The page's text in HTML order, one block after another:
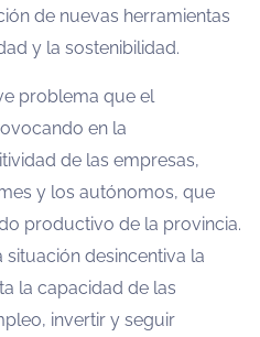
de nuevas herramientas
y la sostenibilidad.
problema que el
en la
de las empresas,
y los autónomos, que
productivo de la provincia.
desincentiva la
la capacidad de las
invertir y seguir